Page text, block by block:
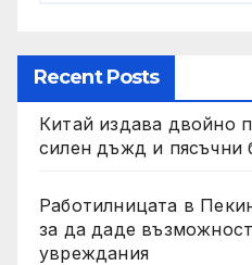
Recent Posts
Китай издава двойно
силен дъжд и пясъчни
Работилницата в
за да даде
увреждания